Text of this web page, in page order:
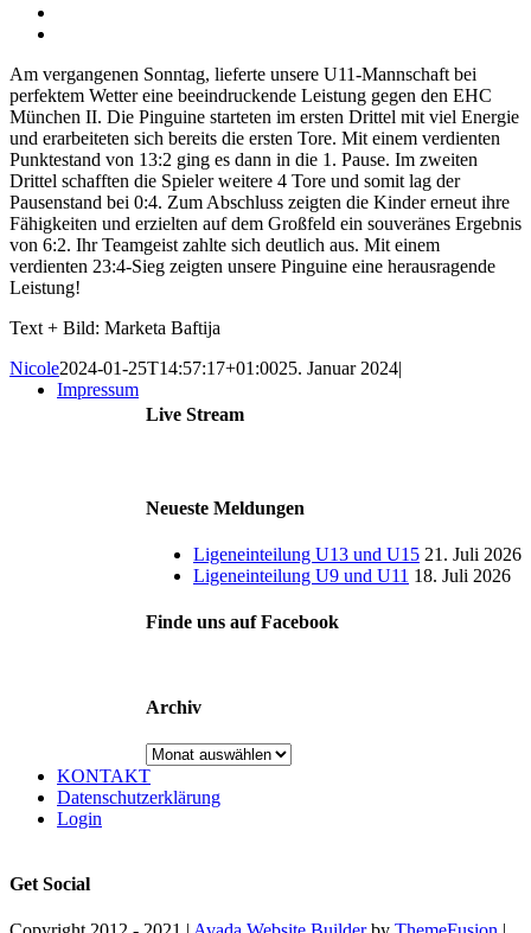
Am vergangenen Sonntag, lieferte unsere U11-Mannschaft bei
perfektem Wetter eine beeindruckende Leistung gegen den EHC
München II. Die Pinguine starteten im ersten Drittel mit viel Energie
und erarbeiteten sich bereits die ersten Tore. Mit einem verdienten
Punktestand von 13:2 ging es dann in die 1. Pause. Im zweiten
Drittel schafften die Spieler weitere 4 Tore und somit lag der
Pausenstand bei 0:4. Zum Abschluss zeigten die Kinder erneut ihre
Fähigkeiten und erzielten auf dem Großfeld ein souveränes Ergebnis
von 6:2. Ihr Teamgeist zahlte sich deutlich aus. Mit einem
verdienten 23:4-Sieg zeigten unsere Pinguine eine herausragende
Leistung!
Text + Bild: Marketa Baftija
Nicole2024-01-25T14:57:17+01:0025. Januar 2024|
Live Stream
Neueste Meldungen
Ligeneinteilung U13 und U15 21. Juli 2026
Ligeneinteilung U9 und U11 18. Juli 2026
Finde uns auf Facebook
Archiv
Archiv
Impressum
KONTAKT
Datenschutzerklärung
Login
Get Social